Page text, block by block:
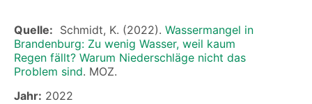
Quelle: Schmidt, K. (2022). Wassermangel in
Brandenburg: Zu wenig Wasser, weil kaum
Regen fällt? Warum Niederschläge nicht das
Problem sind. MOZ.
Jahr: 2022